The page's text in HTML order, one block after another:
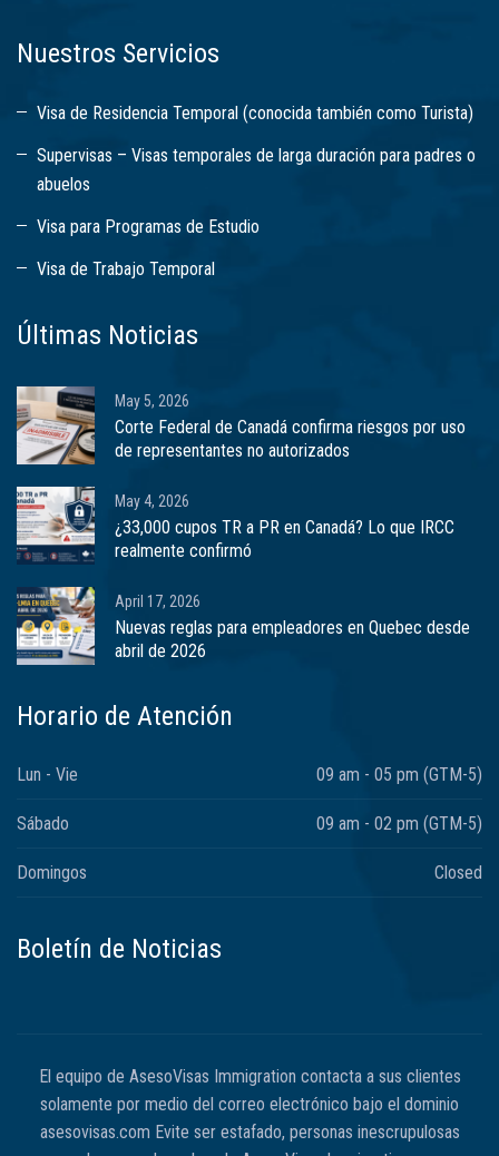
Nuestros Servicios
Visa de Residencia Temporal (conocida también como Turista)
Supervisas – Visas temporales de larga duración para padres o
abuelos
Visa para Programas de Estudio
Visa de Trabajo Temporal
Últimas Noticias
May 5, 2026
Corte Federal de Canadá confirma riesgos por uso
de representantes no autorizados
May 4, 2026
¿33,000 cupos TR a PR en Canadá? Lo que IRCC
realmente confirmó
April 17, 2026
Nuevas reglas para empleadores en Quebec desde
abril de 2026
Horario de Atención
Lun - Vie 09 am - 05 pm (GTM-5)
Sábado 09 am - 02 pm (GTM-5)
Domingos Closed
Boletín de Noticias
El equipo de AsesoVisas Immigration contacta a sus clientes
solamente por medio del correo electrónico bajo el dominio
asesovisas.com Evite ser estafado, personas inescrupulosas